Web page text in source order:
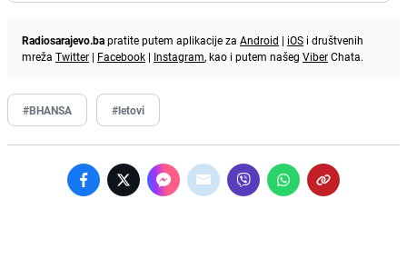
Radiosarajevo.bapratite putem aplikacije za Android | iOS i društvenih
mreža Twitter | Facebook | Instagram, kao i putem našeg ViberChata.
#BHANSA #letovi